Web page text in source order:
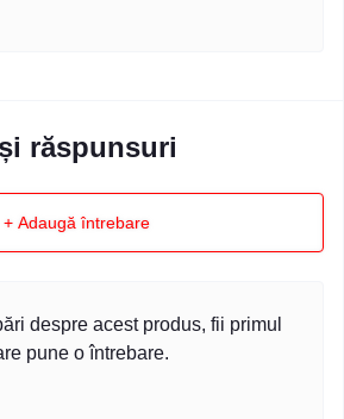
răspunsuri
+ Adaugă întrebare
despre acest produs, fii primul
pune o întrebare.